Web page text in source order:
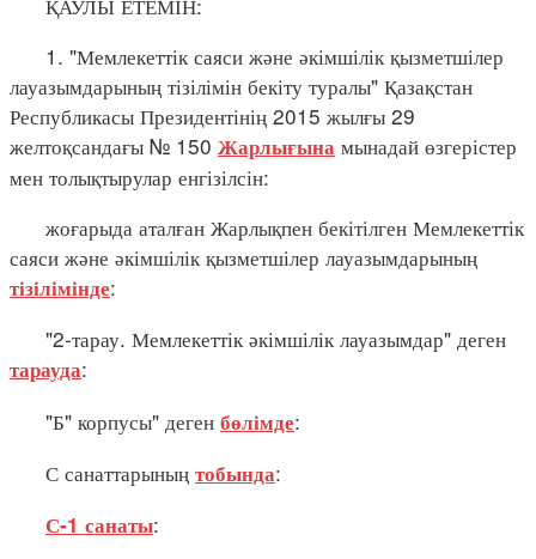
1. "Мемлекеттік саяси және әкімшілік қызметшілер
лауазымдарының тізілімін бекіту туралы" Қазақстан
Республикасы Президентінің 2015 жылғы 29
желтоқсандағы № 150 Жарлығына мынадай өзгерістер
мен толықтырулар енгізілсін:
жоғарыда аталған Жарлықпен бекітілген Мемлекеттік
саяси және әкімшілік қызметшілер лауазымдарының
тізілімінде:
"2-тарау. Мемлекеттік әкімшілік лауазымдар" деген
тарауда:
"Б" корпусы" деген бөлімде:
С санаттарының тобында:
С-1 санаты: